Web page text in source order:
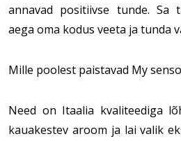
annavad positiivse tunde. Sa
aega oma kodus veeta ja tunda
Mille poolest paistavad My
Need on Itaalia kvaliteediga
kauakestev aroom ja lai valik